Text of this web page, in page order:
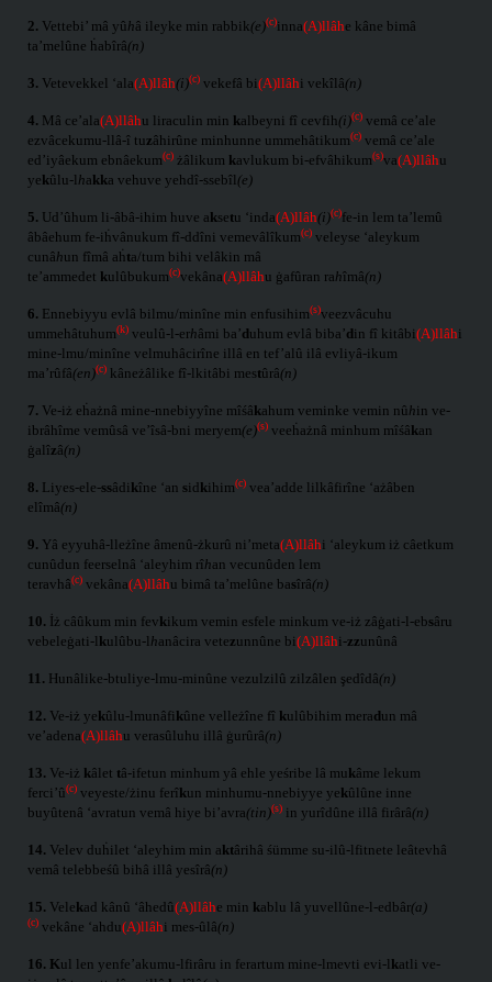
2. Vettebi’ mâ yû hâ ileyke min rabbik(e)(c)inna(A)llâhe kâne bimâ
ta’melûne ḣabîrâ(n)
3. Vetevekkel ‘ala(A)llâh(i)(c)vekefâ bi(A)llâhi vekîlâ(n)
4. Mâ ce’ala(A)llâhu liraculin min kalbeyni fî cevfih(i)(c)vemâ ce’ale
ezvâcekumu-llâ-î tu zâhirûne minhunne ummehâtikum(c)vemâ ce’ale
ed’iyâekum ebnâekum(c)żâlikum kavlukum bi-efvâhikum(s)va(A)llâhu
yekûlu-l hakka vehuve yehdî-ssebîl(e)
5. Ud’ûhum li-âbâ-ihim huve aksetu ‘inda(A)llâh(i)(c)fe-in lem ta’lemû
âbâehum fe-iḣvânukum fî-ddîni vemevâlîkum(c)veleyse ‘aleykum
cunâhun fîmâ aḣta/tum bihi velâkin mâ
te’ammedet kulûbukum(c)vekâna(A)llâhu ġafûran rahîmâ(n)
6. Ennebiyyu evlâ bilmu/minîne min enfusihim(s)veezvâcuhu
ummehâtuhum(k)veulû-l-erhâmi ba’duhum evlâ biba’din fî kitâbi(A)llâhi
mine-lmu/minîne velmuhâcirîne illâ en tef’alû ilâ evliyâ-ikum
ma’rûfâ(en)(c)kâneżâlike fî-lkitâbi mestûrâ(n)
7. Ve-iż eḣażnâ mine-nnebiyyîne mîśâkahum veminke vemin nû hin ve-
ibrâhîme vemûsâ ve’îsâ-bni meryem(e)(s)veeḣażnâ minhum mîśâkan
ġalîzâ(n)
8. Liyes-ele-ssâdi kîne ‘an sidkihim(c)vea’adde lilkâfirîne ‘ażâben
elîmâ(n)
9. Yâ eyyuhâ-lleżîne âmenû-żkurû ni’meta(A)llâhi ‘aleykum iż câetkum
cunûdun feerselnâ ‘aleyhim rîhan vecunûden lem
teravhâ(c)vekâna(A)llâhu bimâ ta’melûne basîrâ(n)
10. İż câûkum min fevkikum vemin esfele minkum ve-iż zâġati-l-ebsâru
vebeleġati-l kulûbu-l hanâcira vetezunnûne bi(A)llâhi-zzunûnâ
11. Hunâlike-btuliye-lmu-minûne vezulzilû zilzâlen şedîdâ(n)
12. Ve-iż yekûlu-lmunâfi kûne velleżîne fî kulûbihim meradun mâ
ve’adena(A)llâhu verasûluhu illâ ġurûrâ(n)
13. Ve-iż kâlet tâ-ifetun minhum yâ ehle yeśribe lâ mu kâme lekum
ferci’û(c)veyeste/żinu ferîkun minhumu-nnebiyye yekûlûne inne
buyûtenâ ‘avratun vemâ hiye bi’avra(tin)(s)in yurîdûne illâ firârâ(n)
14. Velev duḣilet ‘aleyhim min aktârihâ śümme su-ilû-lfitnete leâtevhâ
vemâ telebbeśû bihâ illâ yesîrâ(n)
15. Velekad kânû ‘âhedû(A)llâhe min kablu lâ yuvellûne-l-edbâr(a)
(c)vekâne ‘ahdu(A)llâhi mes-ûlâ(n)
16. Kul len yenfe’akumu-lfirâru in ferartum mine-lmevti evi-l katli ve-